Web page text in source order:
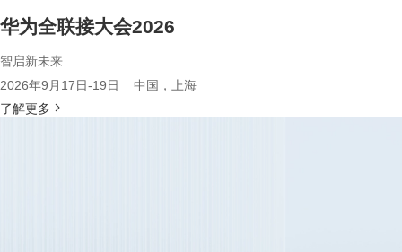
华为全联接大会2026
智启新未来
2026年9月17日-19日 中国，上海
了解更多